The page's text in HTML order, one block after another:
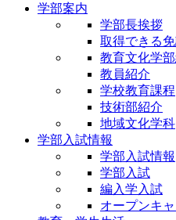
学部案内
学部長挨拶
取得できる
教育文化学
教員紹介
学校教育課程
技術部紹介
地域文化学科
学部入試情報
学部入試情報
学部入試
編入学入試
オープンキ